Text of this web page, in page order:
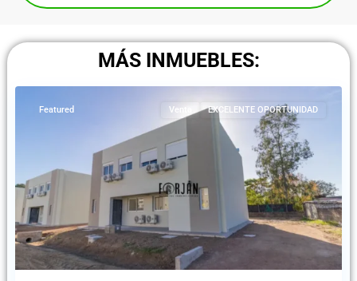
MÁS INMUEBLES:
Featured Venta EXCELENTE OPORTUNIDAD